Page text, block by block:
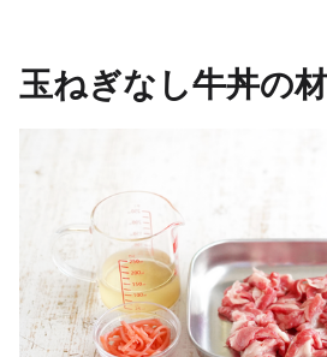
玉ねぎなし牛丼の